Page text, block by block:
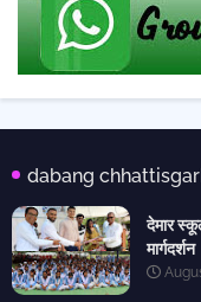
dabang
देमार
मार्गदर्शन